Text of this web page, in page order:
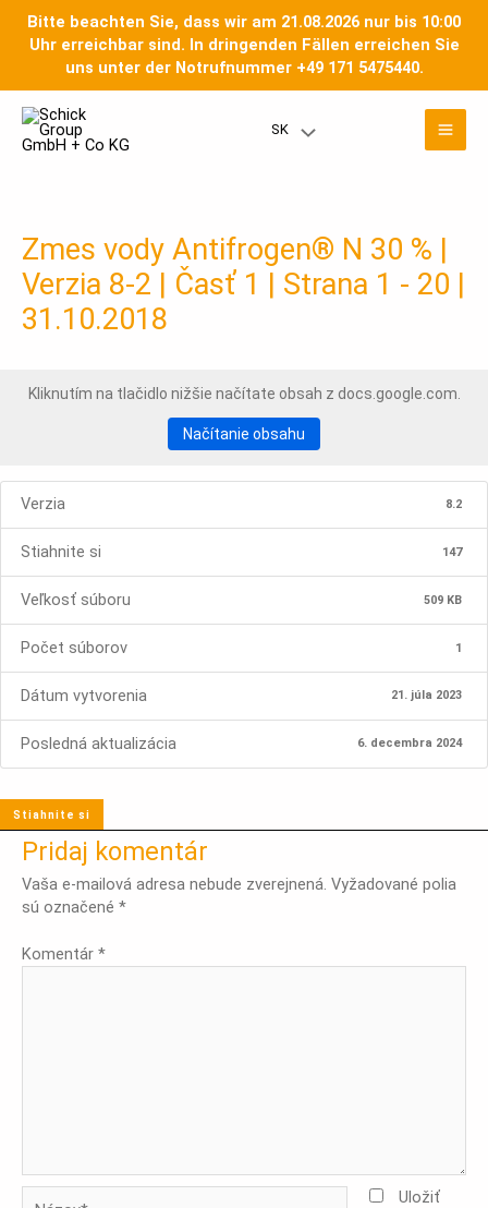
Bitte beachten Sie, dass wir am 21.08.2026 nur bis 10:00
Uhr erreichbar sind. In dringenden Fällen erreichen Sie
uns unter der Notrufnummer +49 171 5475440.
obsah
SK Prepínač
Zmes vody Antifrogen® N 30 % |
Verzia 8-2 | Časť 1 | Strana 1 - 20 |
31.10.2018
Kliknutím na tlačidlo nižšie načítate obsah z docs.google.com.
Načítanie obsahu
Verzia 8.2
Stiahnite si 147
Veľkosť súboru 509 KB
Počet súborov 1
Dátum vytvorenia 21. júla 2023
Posledná aktualizácia 6. decembra 2024
Stiahnite si
Pridaj komentár
Vaša e-mailová adresa nebude zverejnená. Vyžadované polia
sú označené *
Komentár *
Uložiť